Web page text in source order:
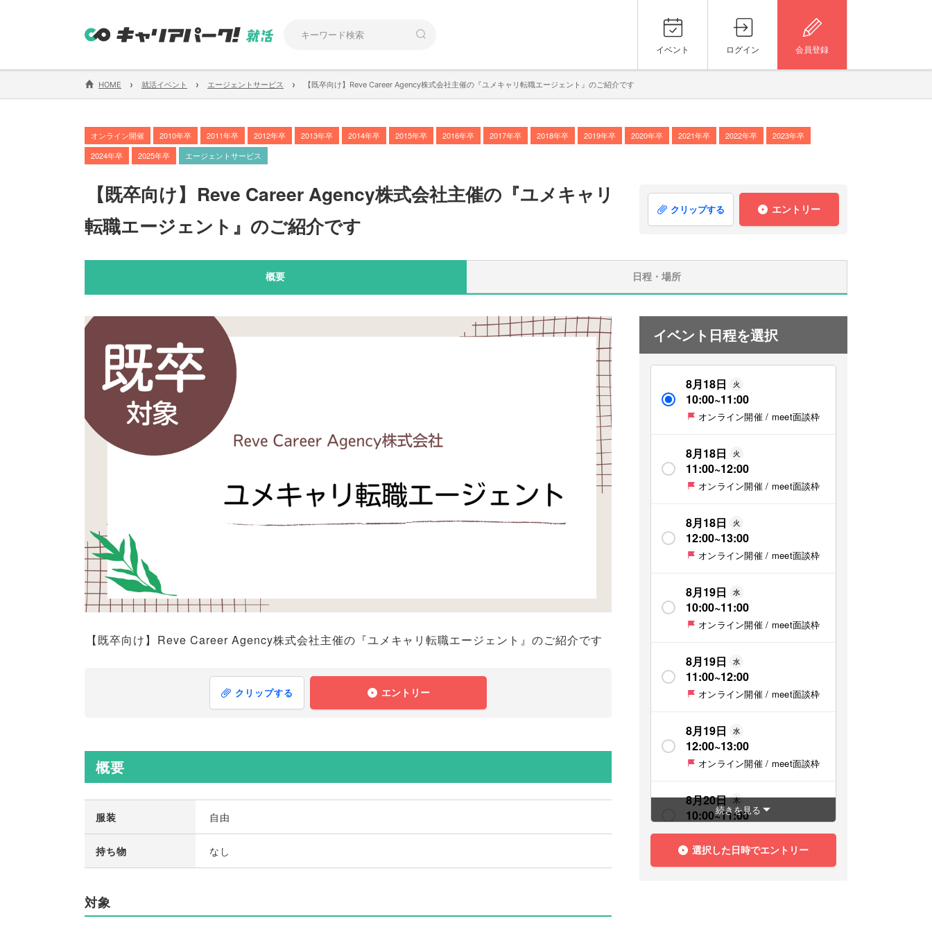
イベント ログイン 会員登録
HOME › 就活イベント › エージェントサービス › 【既卒向け】Reve Career Agency株式会社主催の『ユメキャリ転職エージェント』のご紹介です
オンライン開催 2010年卒 2011年卒 2012年卒 2013年卒 2014年卒 2015年卒 2016年卒 2017年卒 2018年卒 2019年卒 2020年卒 2021年卒 2022年卒
2023年卒
2024年卒
2025年卒 エージェントサービス
【既卒向け】 Reve Career Agency株式会社主催の『ユメキャリ
転職エージェント』のご紹介です
クリップする エントリー
概要 日程・場所
【既卒向け】 Reve Career Agency株式会社主催の『ユメキャリ転職エージェント』のご紹介です
クリップする エントリー
概要
服装 自由
持ち物 なし
対象
イベント日程を選択
8月18日 火
10:00~11:00
オンライン開催 / meet面談枠
8月18日 火
11:00~12:00
オンライン開催 / meet面談枠
8月18日 火
12:00~13:00
オンライン開催 / meet面談枠
8月19日 水
10:00~11:00
オンライン開催 / meet面談枠
8月19日 水
11:00~12:00
オンライン開催 / meet面談枠
8月19日 水
12:00~13:00
オンライン開催 / meet面談枠
8月20日 木
10:00~11:00
オンライン開催 / meet面談枠
8月20日 木
続きを見る
選択した日時でエントリー